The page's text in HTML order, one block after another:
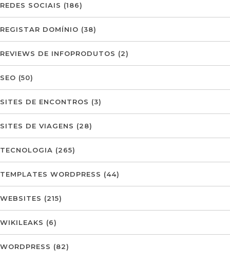
REDES SOCIAIS (186)
REGISTAR DOMÍNIO (38)
REVIEWS DE INFOPRODUTOS (2)
SEO (50)
SITES DE ENCONTROS (3)
SITES DE VIAGENS (28)
TECNOLOGIA (265)
TEMPLATES WORDPRESS (44)
WEBSITES (215)
WIKILEAKS (6)
WORDPRESS (82)